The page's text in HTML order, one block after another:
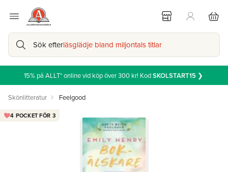
Sök efterläsglädje bland miljontals titlar
15% på ALLT* online vid köp över 300 kr! KodSKOLSTART15❯
Skönlitteratur Feelgood
4 POCKET FÖR 3